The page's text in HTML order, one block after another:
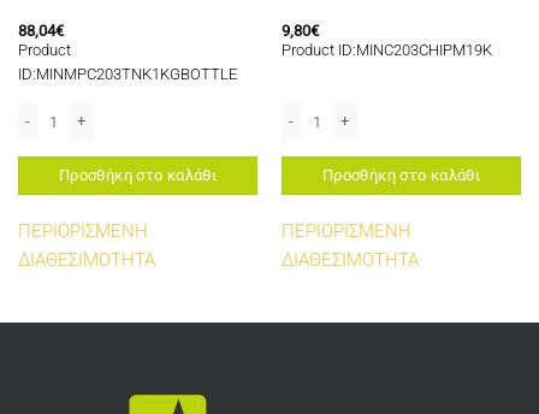
88,04€
Product
ID:MINMPC203TNK1KGBOTTLE
Προσθήκη στο καλάθι
ΠΕΡΙΟΡΙΣΜΕΝΗ
ΔΙΑΘΕΣΙΜΟΤΗΤΑ
9,80€
Product ID:MINC203CHIPM19K
Προσθήκη στο καλάθι
ΠΕΡΙΟΡΙΣΜΕΝΗ
ΔΙΑΘΕΣΙΜΟΤΗΤΑ